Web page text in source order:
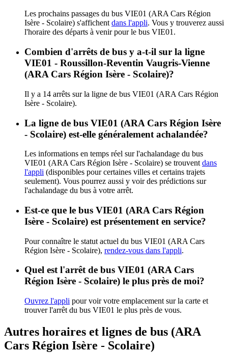
Les prochains passages du bus VIE01 (ARA Cars Région
Isère - Scolaire) s'affichent dans l'appli. Vous y trouverez aussi
l'horaire des départs à venir pour le bus VIE01.
Combien d'arrêts de bus y a-t-il sur la ligne
VIE01 - Roussillon-Reventin Vaugris-Vienne
(ARA Cars Région Isère - Scolaire)?
Il y a 14 arrêts sur la ligne de bus VIE01 (ARA Cars Région
Isère - Scolaire).
La ligne de bus VIE01 (ARA Cars Région Isère
- Scolaire) est-elle généralement achalandée?
Les informations en temps réel sur l'achalandage du bus
VIE01 (ARA Cars Région Isère - Scolaire) se trouvent dans
l'appli (disponibles pour certaines villes et certains trajets
seulement). Vous pourrez aussi y voir des prédictions sur
l'achalandage du bus à votre arrêt.
Est-ce que le bus VIE01 (ARA Cars Région
Isère - Scolaire) est présentement en service?
Pour connaître le statut actuel du bus VIE01 (ARA Cars
Région Isère - Scolaire), rendez-vous dans l'appli.
Quel est l'arrêt de bus VIE01 (ARA Cars
Région Isère - Scolaire) le plus près de moi?
Ouvrez l'appli pour voir votre emplacement sur la carte et
trouver l'arrêt du bus VIE01 le plus près de vous.
Autres horaires et lignes de bus (ARA
Cars Région Isère - Scolaire)